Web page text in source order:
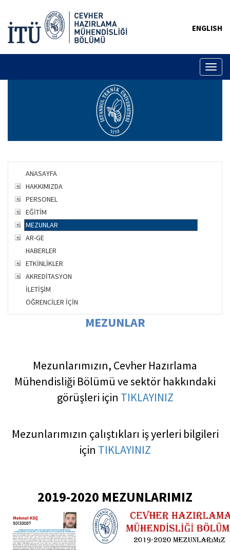
ENGLISH
ANASAYFA
HAKKIMIZDA
PERSONEL
EĞİTİM
MEZUNLAR
AR-GE
HABERLER
ETKİNLİKLER
AKREDİTASYON
İLETİŞİM
ÖĞRENCİLER İÇİN
MEZUNLAR
Mezunlarımızın, Cevher Hazırlama
Mühendisliği Bölümü ve sektör hakkındaki
görüşleri için TIKLAYINIZ
Mezunlarımızın çalıştıkları iş yerleri bilgileri
için TIKLAYINIZ
2019-2020 MEZUNLARIMIZ